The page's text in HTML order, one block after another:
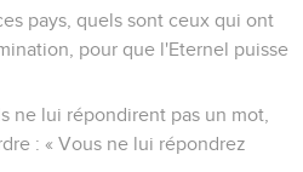
pays, quels sont ceux qui ont
pour que l'Eternel puisse
ne lui répondirent pas un mot,
: « Vous ne lui répondrez